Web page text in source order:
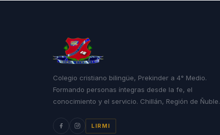
Colegio cristiano bilingüe, Prekinder a 4° Medio.
Formando personas íntegras desde la fe, el
conocimiento y el servicio. Chillán, Región de Ñuble.
LIRMI